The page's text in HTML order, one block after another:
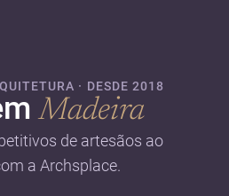
· DESDE 2018
Madeira
de artesãos ao
a Archsplace.